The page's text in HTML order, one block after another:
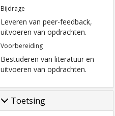
Bijdrage
Leveren van peer-feedback,
uitvoeren van opdrachten.
Voorbereiding
Bestuderen van literatuur en
uitvoeren van opdrachten.
Toetsing